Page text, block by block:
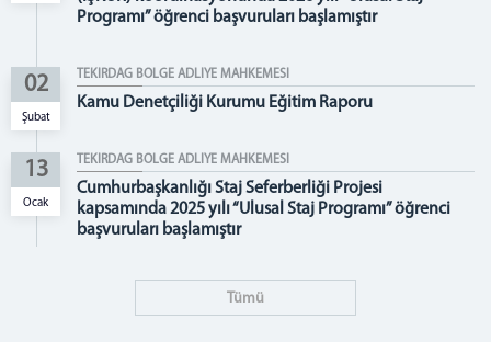
İdari İşler Müdürlüğü
Ön Büro
Kişisel Verileri Temizleme Bürosu
Santral
Başkanlık
Bölge Adliye Mahkemesi Başkanı
Adalet Komisyonu Başkanlığı
Programı” öğrenci başvuruları başlamıştır
02
Şubat
TEKİRDAĞ BÖLGE ADLİYE MAHKEMESİ
Kamu Denetçiliği Kurumu Eğitim Raporu
13
Ocak
TEKİRDAĞ BÖLGE ADLİYE MAHKEMESİ
Cumhurbaşkanlığı Staj Seferberliği Projesi
kapsamında 2025 yılı “Ulusal Staj Programı” öğrenci
başvuruları başlamıştır
Tümü